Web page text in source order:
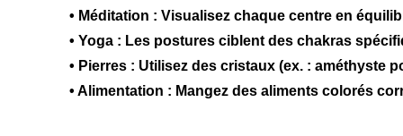
• Méditation : Visualisez chaque centre en
• Yoga : Les postures ciblent des chakras
• Pierres : Utilisez des cristaux (ex. : améthyste
• Alimentation : Mangez des aliments colorés